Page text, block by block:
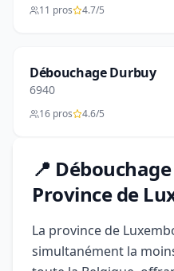
11 pros 4.7/5
Débouchage Durbuy
6940
16 pros 4.6/5
📍
Province de
La province de
simultanément la